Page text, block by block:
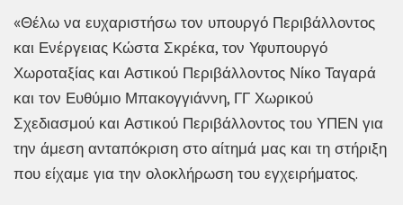
«Θέλω να ευχαριστήσω τον υπουργό Περιβάλλοντος
και Ενέργειας Κώστα Σκρέκα, τον Υφυπουργό
Χωροταξίας και Αστικού Περιβάλλοντος Νίκο Ταγαρά
και τον Ευθύμιο Μπακογγιάννη, ΓΓ Χωρικού
Σχεδιασμού και Αστικού Περιβάλλοντος του ΥΠΕΝ για
την άμεση ανταπόκριση στο αίτημά μας και τη στήριξη
που είχαμε για την ολοκλήρωση του εγχειρήματος.